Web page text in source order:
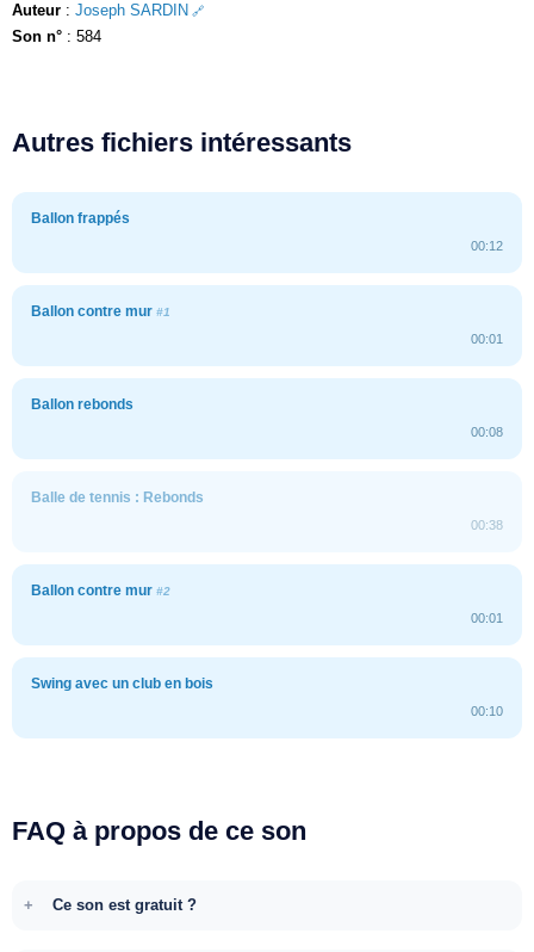
Auteur : Joseph SARDIN
Son n° : 584
Autres fichiers intéressants
Ballon frappés
00:12
Ballon contre mur #1
00:01
Ballon rebonds
00:08
Balle de tennis : Rebonds
00:38
Ballon contre mur #2
00:01
Swing avec un club en bois
00:10
FAQ à propos de ce son
Ce son est gratuit ?